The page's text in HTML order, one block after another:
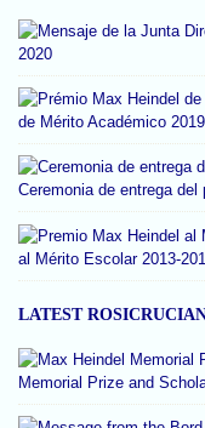
2020
de Mérito Académico 2019
Ceremonia de entrega
al Mérito Escolar 2013-
LATEST
Memorial Prize and